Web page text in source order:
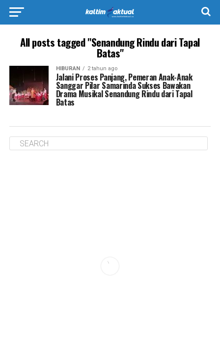
All posts tagged "Senandung Rindu dari Tapal
Batas"
HIBURAN 2 tahun ago
Jalani Proses Panjang, Pemeran Anak-Anak
Sanggar Pilar Samarinda Sukses Bawakan
Drama Musikal Senandung Rindu dari Tapal
Batas